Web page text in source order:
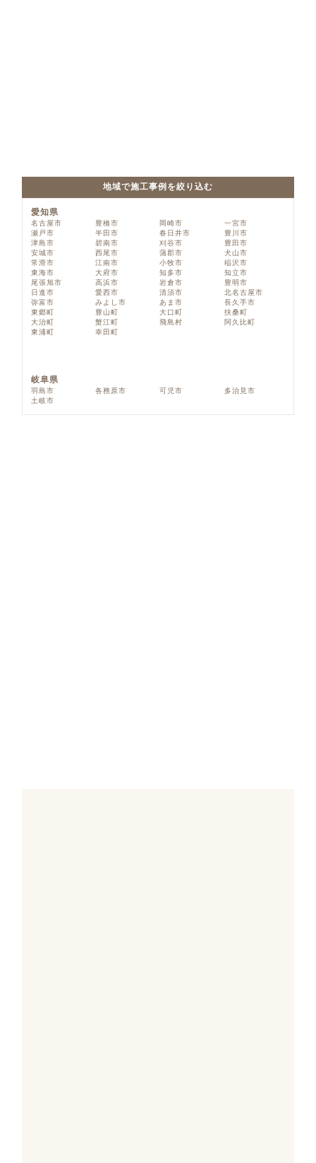
地域で施工事例を絞り込む
愛知県
名古屋市 豊橋市 岡崎市
一宮市
瀬戸市
半田市 春日井市
豊川市
津島市
碧南市 刈谷市
豊田市
安城市
西尾市 蒲郡市
犬山市
常滑市
江南市 小牧市
稲沢市
東海市
大府市 知多市
知立市
尾張旭市
高浜市 岩倉市
豊明市
日進市
愛西市 清須市
北名古屋市
弥富市
みよし市 あま市
長久手市
東郷町
豊山町 大口町
扶桑町
大治町
蟹江町 飛島村
阿久比町
東浦町
幸田町
岐阜県
羽島市 各務原市 可児市
多治見市
土岐市